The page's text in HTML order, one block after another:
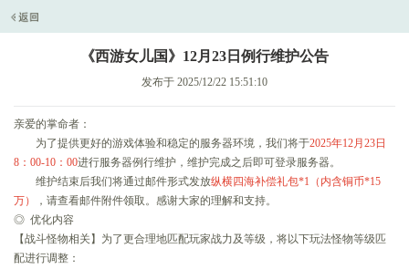
《西游女儿国》12月23日例行维护公告
发布于 2025/12/22 15:51:10
亲爱的掌命者：
为了提供更好的游戏体验和稳定的服务器环境，我们将于2025年12月23日
8：00-10：00进行服务器例行维护，维护完成之后即可登录服务器。
维护结束后我们将通过邮件形式发放纵横四海补偿礼包*1（内含铜币*15
万）
，请查看邮件附件领取。感谢大家的理解和支持。
◎ 优化内容
【战斗怪物相关】为了更合理地匹配玩家战力及等级，将以下玩法怪物等级匹
配进行调整：